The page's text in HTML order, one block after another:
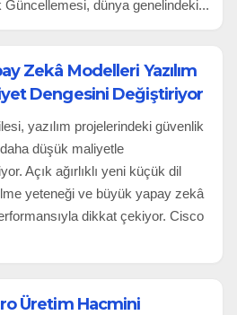
dünya genelindeki...
Zekâ Modelleri Yazılım
Dengesini Değiştiriyor
yazılım projelerindeki güvenlik
düşük maliyetle
Açık ağırlıklı yeni küçük dil
yeteneği ve büyük yapay zekâ
dikkat çekiyor. Cisco
Üretim Hacmini